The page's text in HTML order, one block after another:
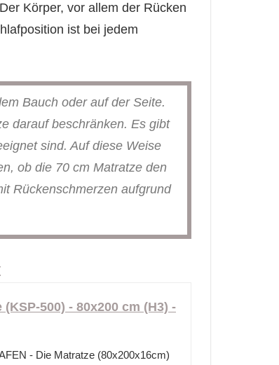
Körper, vor allem der Rücken
ist bei jedem
Bauch oder auf der Seite.
darauf beschränken. Es gibt
sind. Auf diese Weise
ob die 70 cm Matratze den
Rückenschmerzen aufgrund
500) - 80x200 cm (H3) -
- Die Matratze (80x200x16cm)